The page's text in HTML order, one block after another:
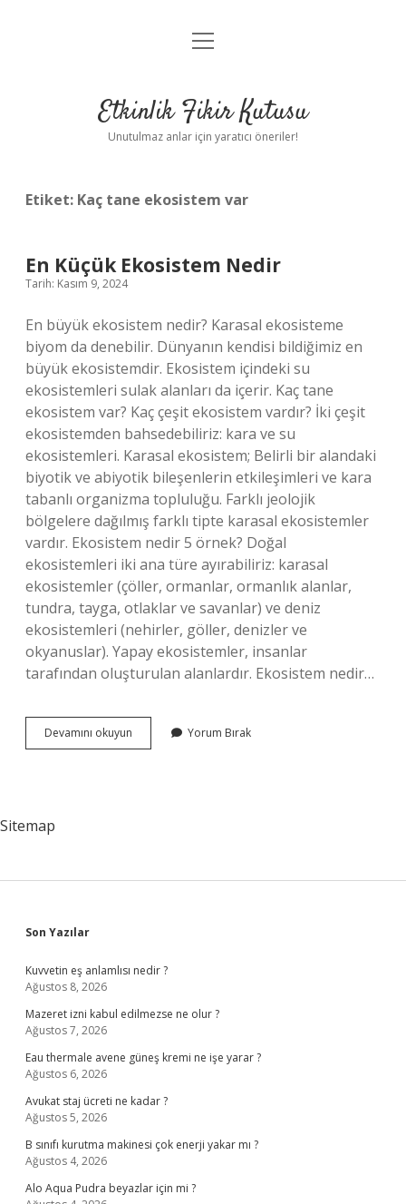
Anasayfa
Yasal Uyarı
menüyü
Etkinlik Fikir Kutusu
Unutulmaz anlar için yaratıcı öneriler!
Etiket: Kaç tane ekosistem var
En Küçük Ekosistem Nedir
Tarih: Kasım 9, 2024
En büyük ekosistem nedir? Karasal ekosisteme
biyom da denebilir. Dünyanın kendisi bildiğimiz en
büyük ekosistemdir. Ekosistem içindeki su
ekosistemleri sulak alanları da içerir. Kaç tane
ekosistem var? Kaç çeşit ekosistem vardır? İki çeşit
ekosistemden bahsedebiliriz: kara ve su
ekosistemleri. Karasal ekosistem; Belirli bir alandaki
biyotik ve abiyotik bileşenlerin etkileşimleri ve kara
tabanlı organizma topluluğu. Farklı jeolojik
bölgelere dağılmış farklı tipte karasal ekosistemler
vardır. Ekosistem nedir 5 örnek? Doğal
ekosistemleri iki ana türe ayırabiliriz: karasal
ekosistemler (çöller, ormanlar, ormanlık alanlar,
tundra, tayga, otlaklar ve savanlar) ve deniz
ekosistemleri (nehirler, göller, denizler ve
okyanuslar). Yapay ekosistemler, insanlar
tarafından oluşturulan alanlardır. Ekosistem nedir…
Devamını okuyun
Küçük
Yorum Bırak
Sitemap
Sidebar
Son Yazılar
Kuvvetin eş anlamlısı nedir ?
Ağustos 8, 2026
Mazeret izni kabul edilmezse ne olur ?
Ağustos 7, 2026
Eau thermale avene güneş kremi ne işe yarar ?
Ağustos 6, 2026
Avukat staj ücreti ne kadar ?
Ağustos 5, 2026
B sınıfı kurutma makinesi çok enerji yakar mı ?
Ağustos 4, 2026
Alo Aqua Pudra beyazlar için mi ?